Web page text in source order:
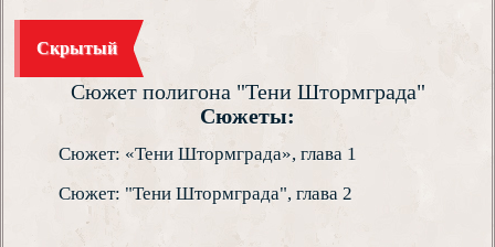
Скрытый
Сюжет полигона "Тени Штормграда"
Сюжеты:
Сюжет: «Тени Штормграда», глава 1
Сюжет: "Тени Штормграда", глава 2